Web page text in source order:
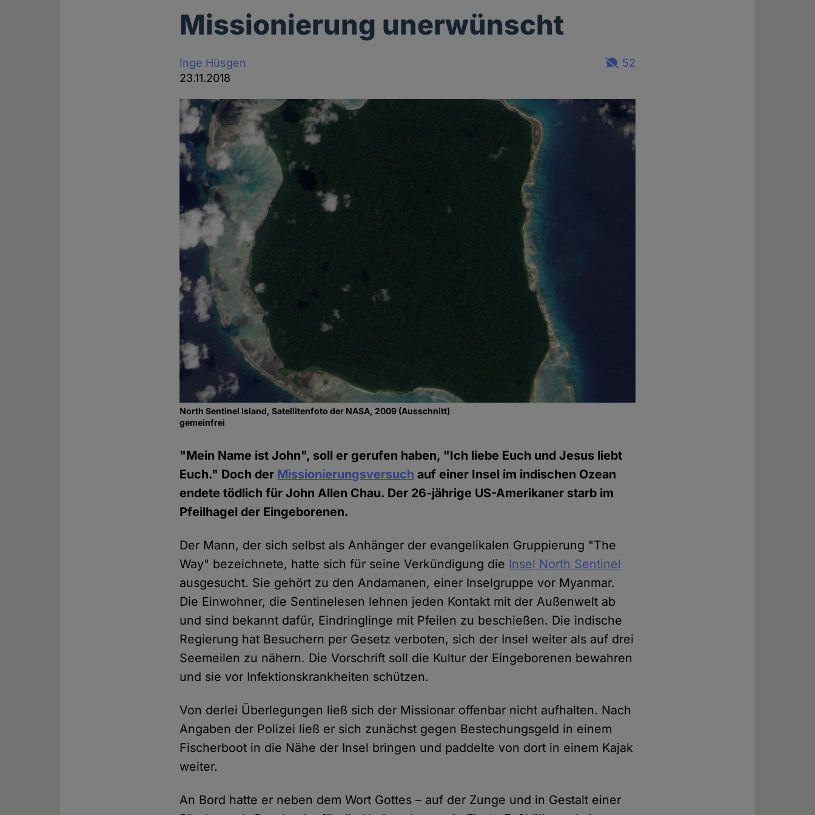
Missionierung unerwünscht
Inge Hüsgen
23.11.2018
52
North Sentinel Island, Satellitenfoto der NASA, 2009 (Ausschnitt)
gemeinfrei
"Mein Name ist John", soll er gerufen haben, "Ich liebe Euch und Jesus liebt
Euch." Doch der Missionierungsversuch auf einer Insel im indischen Ozean
endete tödlich für John Allen Chau. Der 26-jährige US-Amerikaner starb im
Pfeilhagel der Eingeborenen.
Der Mann, der sich selbst als Anhänger der evangelikalen Gruppierung "The
Way" bezeichnete, hatte sich für seine Verkündigung die Insel North Sentinel
ausgesucht. Sie gehört zu den Andamanen, einer Inselgruppe vor Myanmar.
Die Einwohner, die Sentinelesen lehnen jeden Kontakt mit der Außenwelt ab
und sind bekannt dafür, Eindringlinge mit Pfeilen zu beschießen. Die indische
Regierung hat Besuchern per Gesetz verboten, sich der Insel weiter als auf drei
Seemeilen zu nähern. Die Vorschrift soll die Kultur der Eingeborenen bewahren
und sie vor Infektionskrankheiten schützen.
Von derlei Überlegungen ließ sich der Missionar offenbar nicht aufhalten. Nach
Angaben der Polizei ließ er sich zunächst gegen Bestechungsgeld in einem
Fischerboot in die Nähe der Insel bringen und paddelte von dort in einem Kajak
weiter.
An Bord hatte er neben dem Wort Gottes – auf der Zunge und in Gestalt einer